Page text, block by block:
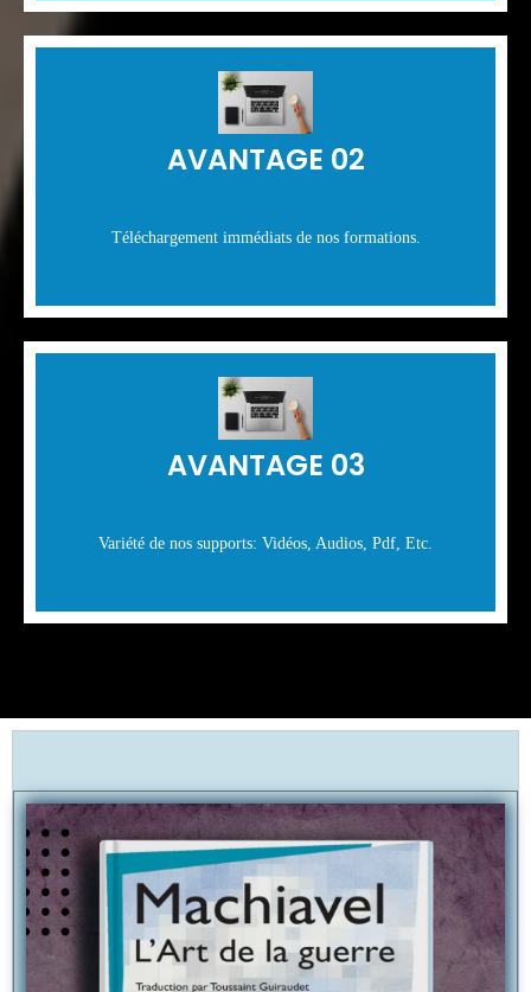
AVANTAGE 02
Téléchargement immédiats de nos formations.
AVANTAGE 03
Variété de nos supports: Vidéos, Audios, Pdf, Etc.